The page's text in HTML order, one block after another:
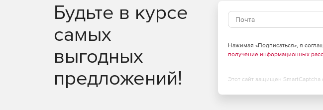
Будьте в курсе
самых
выгодных
предложений!
Нажимая «Подписаться», я
получение информационных
Этот сайт защищен SmartCaptcha